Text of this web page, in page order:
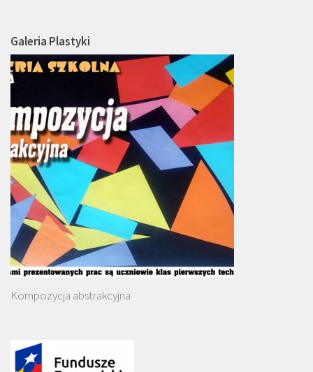
Galeria Plastyki
Kompozycja abstrakcyjna